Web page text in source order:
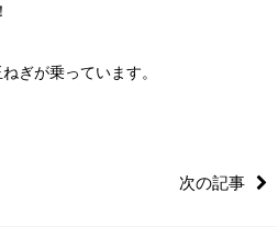
ぎが乗っています。
次の記事